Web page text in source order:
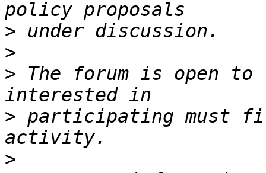
>
>
> The forum is open
> participating must
>